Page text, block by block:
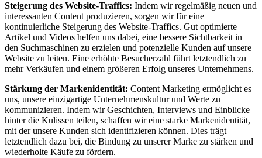
Steigerung des Website-Traffics: Indem wir regelmäßig neuen und
interessanten Content produzieren, sorgen wir für eine
kontinuierliche Steigerung des Website-Traffics. Gut optimierte
Artikel und Videos helfen uns dabei, eine bessere Sichtbarkeit in
den Suchmaschinen zu erzielen und potenzielle Kunden auf unsere
Website zu leiten. Eine erhöhte Besucherzahl führt letztendlich zu
mehr Verkäufen und einem größeren Erfolg unseres Unternehmens.
Stärkung der Markenidentität: Content Marketing ermöglicht es
uns, unsere einzigartige Unternehmenskultur und Werte zu
kommunizieren. Indem wir Geschichten, Interviews und Einblicke
hinter die Kulissen teilen, schaffen wir eine starke Markenidentität,
mit der unsere Kunden sich identifizieren können. Dies trägt
letztendlich dazu bei, die Bindung zu unserer Marke zu stärken und
wiederholte Käufe zu fördern.